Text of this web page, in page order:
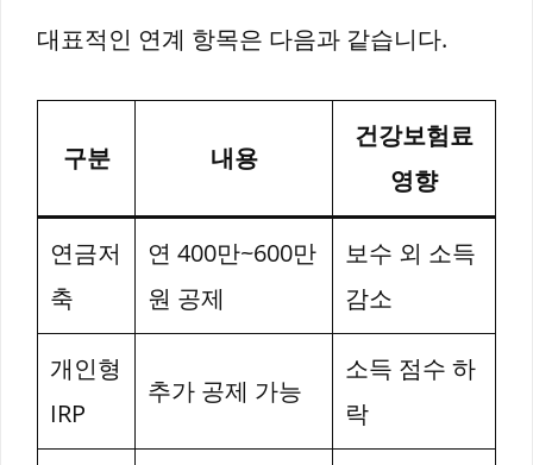
대표적인 연계 항목은 다음과 같습니다.
구분 내용
건강보험료
영향
연금저
축
연 400만~600만
원 공제
보수 외 소득
감소
개인형
IRP
추가 공제 가능
소득 점수 하
락